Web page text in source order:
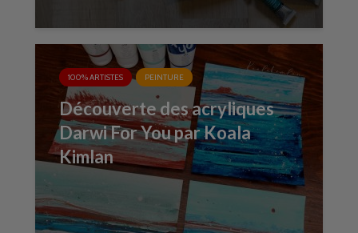
100% ARTISTES PEINTURE
Découverte des acryliques
Darwi For You par Koala
Kimlan